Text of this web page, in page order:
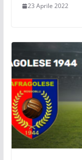
23 Aprile 2022